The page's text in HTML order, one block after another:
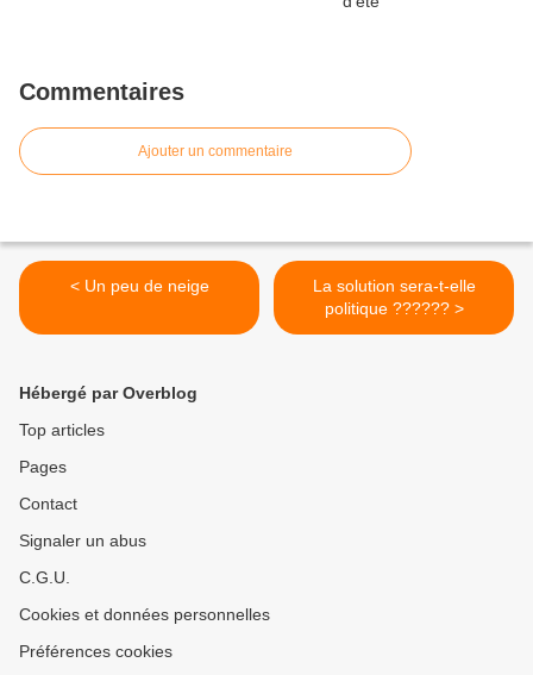
Commentaires
Ajouter un commentaire
< Un peu de neige
La solution sera-t-elle
politique ?????? >
Hébergé par Overblog
Top articles
Pages
Contact
Signaler un abus
C.G.U.
Cookies et données personnelles
Préférences cookies